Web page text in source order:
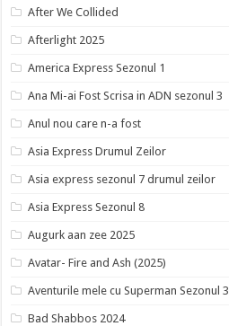
After We Collided
Afterlight 2025
America Express Sezonul 1
Ana Mi-ai Fost Scrisa in ADN sezonul 3
Anul nou care n-a fost
Asia Express Drumul Zeilor
Asia express sezonul 7 drumul zeilor
Asia Express Sezonul 8
Augurk aan zee 2025
Avatar- Fire and Ash (2025)
Aventurile mele cu Superman Sezonul 3
Bad Shabbos 2024